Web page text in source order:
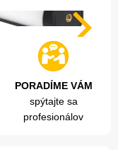
PORADÍME VÁM
spýtajte sa
profesionálov